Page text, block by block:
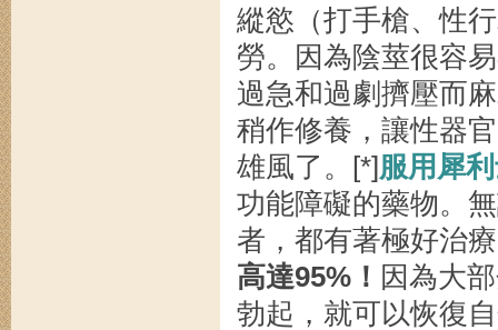
縱慾（打手槍、性
勞。因為陰莖很容
過急和過劇擠壓而
稍作修養，讓性器
雄風了。[*]服用犀
功能障礙的藥物。
者，都有著極好治
高達95%！ 因為大
勃起，就可以恢復